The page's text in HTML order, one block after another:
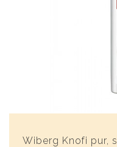
Wiberg Knofi pur,